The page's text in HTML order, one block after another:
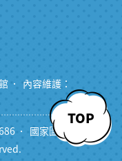
TOP
內容維護：
國家圖書